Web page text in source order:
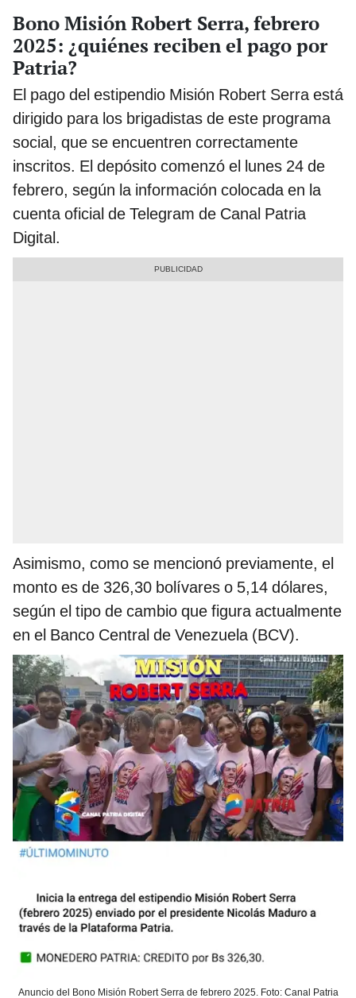
Bono Misión Robert Serra, febrero
2025: ¿quiénes reciben el pago por
Patria?
El pago del estipendio Misión Robert Serra está
dirigido para los brigadistas de este programa
social, que se encuentren correctamente
inscritos. El depósito comenzó el lunes 24 de
febrero, según la información colocada en la
cuenta oficial de Telegram de Canal Patria
Digital.
Asimismo, como se mencionó previamente, el
monto es de 326,30 bolívares o 5,14 dólares,
según el tipo de cambio que figura actualmente
en el Banco Central de Venezuela (BCV).
Anuncio del Bono Misión Robert Serra de febrero 2025. Foto: Canal Patria